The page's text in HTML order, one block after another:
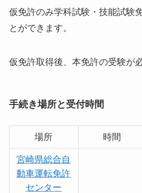
仮免許のみ学科試験・技能試験
とができます。
仮免許取得後、本免許の受験が
手続き場所と受付時間
場所 時間
宮崎県総合自
動車運転免許
センター